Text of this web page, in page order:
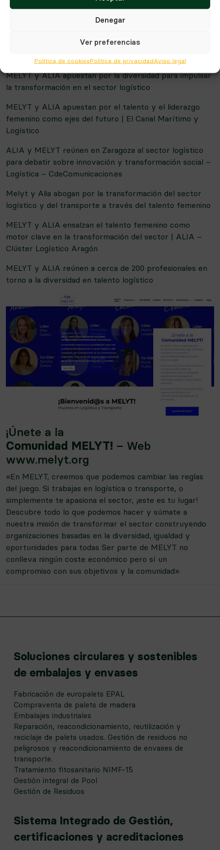
Denegar
Ver preferencias
Política de cookiesPolítica de privacidadAviso legal
con un 22% de presencia femenina, según datos
aportados por Nuria Lacaci en su intervención.
Amplia cobertura en medios especializados de la
MELYT y ALIA apuestan por la diversidad para impulsar
la transformación en el sector logístico
MELYT y ALIA apuestan por el talento y el liderazgo
femenino como ejes del futuro | El Canal Marítimo y
Logístico
ALIA y MELYT reúnen en Zaragoza al sector logístico
para debatir sobre innovación y transformación social –
Logística – CdeComunicacion.es
Melyt y Alia abogan por la transformación del sector
logístico y del transporte a través del talento femenino
MELYT y ALIA ensalzan el talento femenino como
motor clave en la transformación del sector | ALIA –
Clúster Logístico Aragón
MELYT y ALIA reúnen a cerca de 200 profesionales en
torno a la diversidad en talento logístico
¡Únete a la
Comunidad MELYT! – Web
www.melyt.org
«En MELYT, creemos que podemos cambiar las reglas
del juego. Si trabajas en logística o transporte, o
simplemente te apasiona el sector, ¡este es tu lugar!
Descubre todo lo que podemos hacer y súmate a
nuestra misión de transformar el sector construyendo
organizaciones basadas en la diversidad, igualdad y
oportunidades para todas Ser parte de MELYT no
conlleva ningún coste económico pero sí un
compromiso con sus objetivos y la comunidad».
Soluciones circulares y sostenibles
de embalajes y envases
Fabricación de europalets EPAL
Compraventa de palets de madera
Embalajes industriales
Reparación, reacondicionamiento, reutilización y
reciclaje de palets usados. Gestión de residuos no
peligrosos y reacondicionamiento de envases de
transporte.
Tratamiento fitosanitario NIMF-15
Gestión integral de Pool
Gestión de Residuos
Sistema Integrado de Gestión,
certificaciones y acreditaciones